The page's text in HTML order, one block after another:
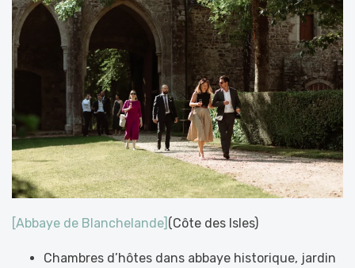
[Abbaye de Blanchelande] (Côte des Isles)
Chambres d’hôtes dans abbaye historique, jardin